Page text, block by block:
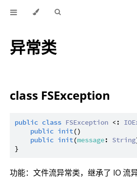
异常类
class FSException
public class FSException <:
public init()
public init(message: String
功能：文件流异常类，继承了 IO 流异